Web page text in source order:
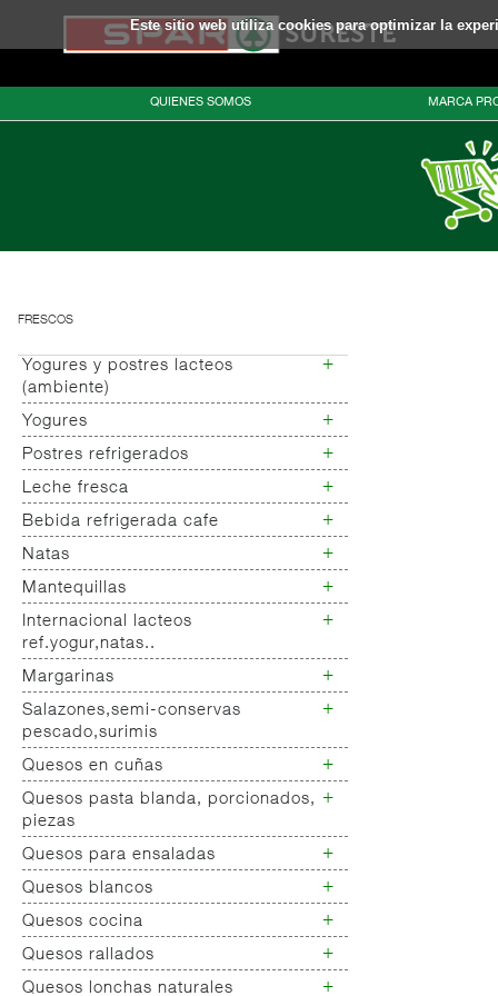
Este sitio web utiliza cookies para optimizar la
QUIENES SOMOS MARCA
FRESCOS
Yogures y postres lacteos
(ambiente)
+
Yogures (ambiente)
Yogures +
Yogures
Yogur bifidus
Yogur salud
Postres refrigerados +
Postres refrigerados
Leche fresca +
Leche fresca
Bebida refrigerada cafe +
Bebida refrigerada cafe
Bebidas refrigeradas choco y
otras
Natas +
Natas
Mantequillas +
Mantequillas
Internacional lacteos
ref.yogur,natas..
+
Internacional natas mantequillas
Internacional yogur,postre,otros
lacteos
Margarinas +
Margarinas
Salazones,semi-conservas
pescado,surimis
+
Salazones
Bacalao-maruca
Bacalao desalado
Ahumados-aceite
Anchoa semi conserva
Caviar-sucedaneos
Surimis
Otros pescados maricos
preparados
Quesos en cuñas +
Quesos cuñas nacionales
Quesos cuñas internacional
Quesos pasta blanda, porcionados,
piezas
+
Queso pasta blanda
Quesos cabra pasta blanda
Cremas queso untar
Quesos para ensaladas +
Quesos ensaladas
Quesos blancos +
Quesos mozarellas
Queso fresco ultrafiltrado
Queso fresco natural
Quesos cocina +
Queso cocina
Quesos rallados +
Queso rallado
Quesos lonchas naturales +